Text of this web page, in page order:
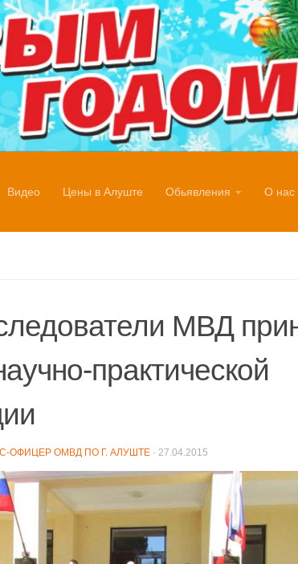
Видео Цены в Алуште Обьявления О нас
МВД
практической
ОФИЦЕР ОМВД ПО Г. АЛУШТЕ · 27.04.2015